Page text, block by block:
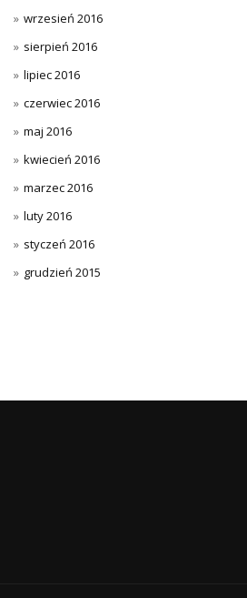
wrzesień 2016
sierpień 2016
lipiec 2016
czerwiec 2016
maj 2016
kwiecień 2016
marzec 2016
luty 2016
styczeń 2016
grudzień 2015